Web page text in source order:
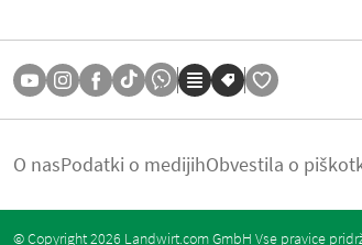
O nasPodatki o medijihObvestila o
© Copyright 2026 Landwirt.com GmbH Vse pravice